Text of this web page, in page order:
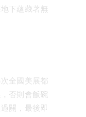
全國美展都
否則會飯碗
關，最後即
下蘊藏著無